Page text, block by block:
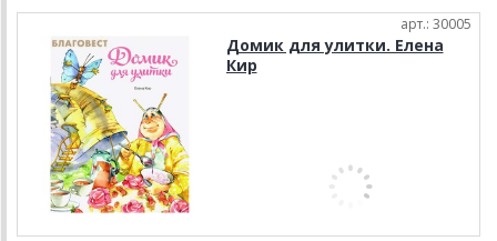
арт.: 30005
Домик для улитки. Елена
Кир